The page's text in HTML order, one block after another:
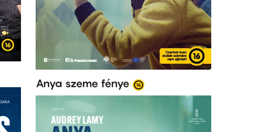
Anya szeme fénye